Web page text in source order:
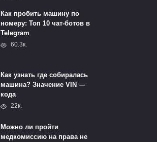
Как пробить машину по
номеру: Топ 10 чат-ботов в
Telegram
60.3к.
Как узнать где собиралась
машина? Значение VIN —
кода
22к.
Можно ли пройти
медкомиссию на права не